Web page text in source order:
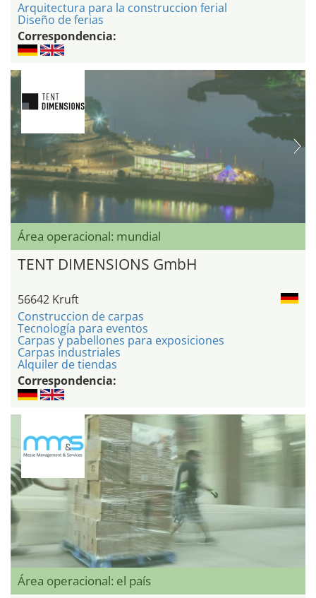
Arquitectura para la construccion ferial
Diseño de ferias
Correspondencia:
Área operacional: mundial
TENT DIMENSIONS GmbH
56642 Kruft
Construccion de carpas
Tecnología para eventos
Carpas y pabellones para exposiciones
Carpas industriales
Alquiler de tiendas
Correspondencia:
Área operacional: el país